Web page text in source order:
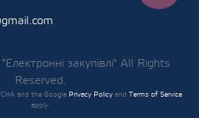
закупівлі" All Rights
Reserved.
and the Google Privacy Policy and Terms of Service
apply.